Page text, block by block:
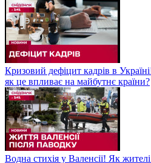
Кризовий дефіцит кадрів в
як це впливає на майбутнє країни?
Водна стихія у Валенсії! Як